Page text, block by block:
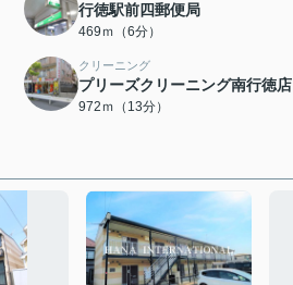
行徳駅前四郵便局
469ｍ（6分）
クリーニング
プリーズクリーニング南行徳店
972ｍ（13分）